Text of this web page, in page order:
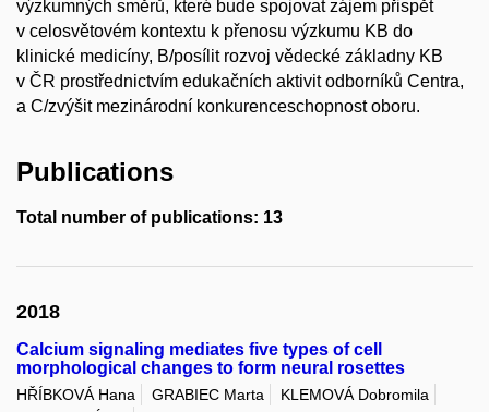
výzkumných směrů, které bude spojovat zájem přispět
v celosvětovém kontextu k přenosu výzkumu KB do
klinické medicíny, B/posílit rozvoj vědecké základny KB
v ČR prostřednictvím edukačních aktivit odborníků Centra,
a C/zvýšit mezinárodní konkurenceschopnost oboru.
Publications
Total number of publications: 13
2018
Calcium signaling mediates five types of cell
morphological changes to form neural rosettes
HŘÍBKOVÁ Hana GRABIEC Marta
KLEMOVÁ Dobromila